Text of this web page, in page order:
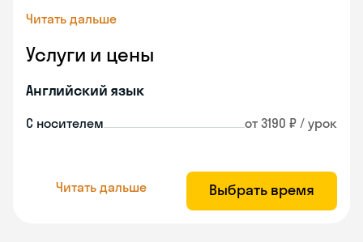
Читать дальше
Услуги и цены
Английский язык
С носителем от 3190 ₽ / урок
Читать дальше Выбрать время